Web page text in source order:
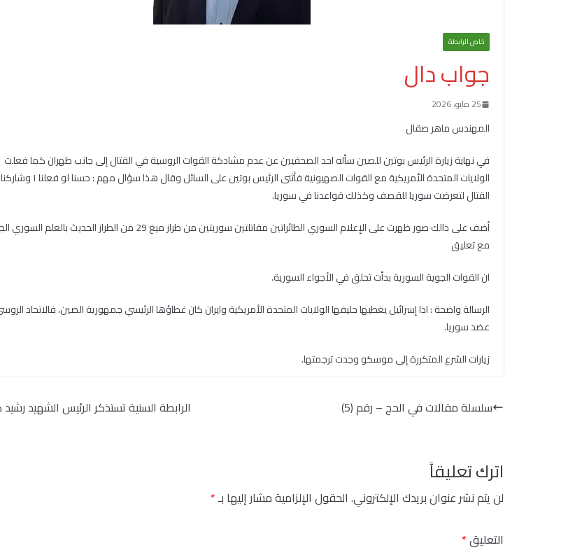
خاص الرابطة
جواب دال
25 مايو، 2026
المهندس ماهر صقال
في نهاية زيارة الرئيس بوتين للصين سأله احد الصحفيين عن عدم مشادكة القوات الروسية في القتال إلى جانب طهران كما فعلت
الولايات المتحدة الأمريكية مع القوات الصهيونية فأثنى الرئيس بوتين على
القتال لتعرضت سوريا للقصف وكذلك قواعدنا في سوريا.
أضف على ذالك صور ظهرت على الإعلام السوري الطائراتين مقاتلتين سوريتين من طراز ميغ 29 من الطراز الحديث بالعلم
مع تعليق
ان القوات الجوية السورية بدأت تحلق في الأجواء السورية.
الرسالة واضحة : اذا إسرائيل يغطيها حليفها الولايات المتحدة الأمريكية وايران كان غطاؤها الرئيسي جمهورية الصين، فالاتحاد
عضد سوريا.
زيارات الشرع المتكررة إلى موسكو وجدت ترجمتها.
سلسلة مقالات في الحج – رقم (5) الرابطة السنية تستذكر الرئيس الشهيد
اترك تعليقاً
لن يتم نشر عنوان بريدك الإلكتروني. الحقول الإلزامية مشار إليها بـ*
التعليق*